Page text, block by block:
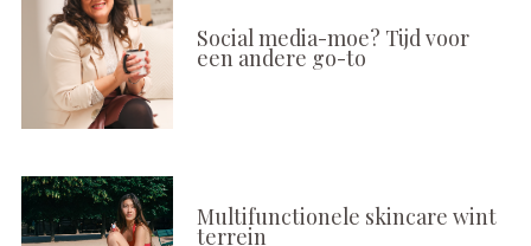
Social media-moe? Tijd voor
een andere go-to
Multifunctionele skincare wint
terrein